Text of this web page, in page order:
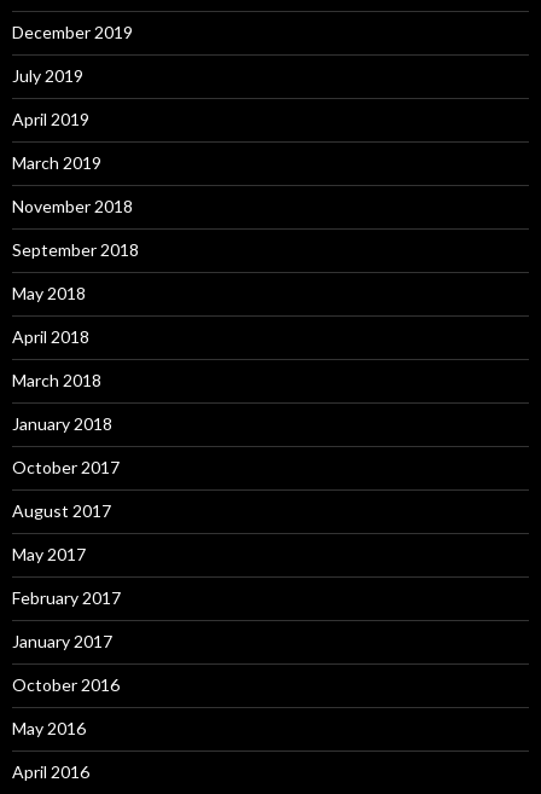
December 2019
July 2019
April 2019
March 2019
November 2018
September 2018
May 2018
April 2018
March 2018
January 2018
October 2017
August 2017
May 2017
February 2017
January 2017
October 2016
May 2016
April 2016